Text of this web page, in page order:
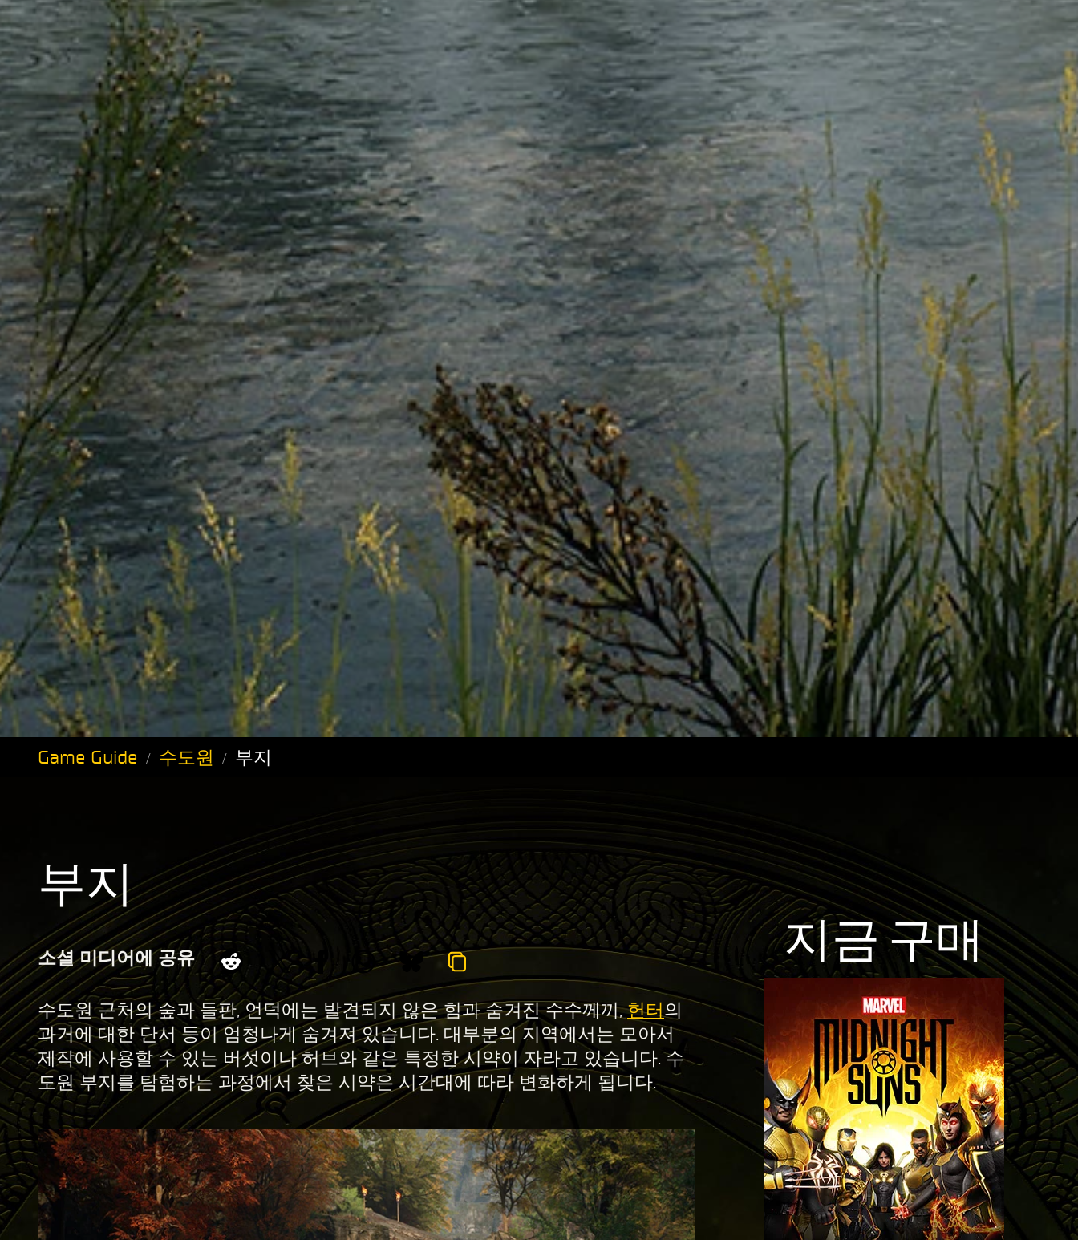
Game Guide 수도원 ​​부지
​​부지
소셜 미디어에 공유
수도원 근처의 숲과 들판, 언덕에는 발견되지 않은 힘과 숨겨진 수수께끼,헌터의
과거에 대한 단서 등이 엄청나게 숨겨져 있습니다. 대부분의 지역에서는 모아서
제작에 사용할 수 있는 버섯이나 허브와 같은 특정한 시약이 자라고 있습니다. 수
도원 부지를 탐험하는 과정에서 찾은 시약은 시간대에 따라 변화하게 됩니다.
지금 구매